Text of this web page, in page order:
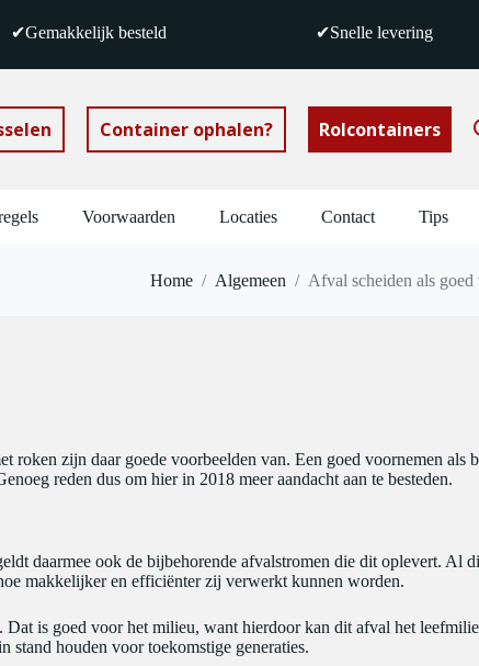
✔Gemakkelijk besteld ✔Snelle levering
Container ophalen? Rolcontainers
Voorwaarden Locaties Contact Tips
Home / Algemeen / Afval scheiden als
zijn daar goede voorbeelden van. Een goed voornemen als
reden dus om hier in 2018 meer aandacht aan te besteden.
daarmee ook de bijbehorende afvalstromen die dit oplevert. Al
makkelijker en efficiënter zij verwerkt kunnen worden.
is goed voor het milieu, want hierdoor kan dit afval het
houden voor toekomstige generaties.